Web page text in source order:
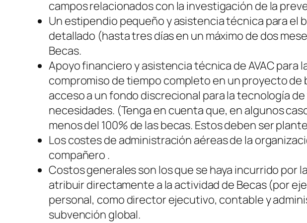
campos relacionados con la investigación de la
Un estipendio pequeño y asistencia técnica para el
detallado (hasta tres días en un máximo de dos
Becas.
Apoyo financiero y asistencia técnica de AVAC para
compromiso de tiempo completo en un proyecto
acceso a un fondo discrecional para la tecnología
necesidades. (Tenga en cuenta que, en algunos
menos del 100% de las becas. Estos deben ser
Los costes de administración aéreas de la
compañero .
Costos generales son los que se haya incurrido por
atribuir directamente a la actividad de Becas (por
personal, como director ejecutivo, contable y
subvención global.